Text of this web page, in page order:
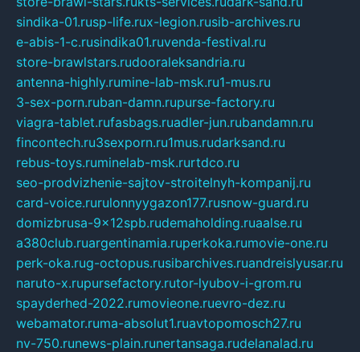
sindika-01.rusp-life.rux-legion.rusib-archives.ru
e-abis-1-c.rusindika01.ruvenda-festival.ru
store-brawlstars.rudooraleksandria.ru
antenna-highly.rumine-lab-msk.ru1-mus.ru
3-sex-porn.ruban-damn.rupurse-factory.ru
viagra-tablet.rufasbags.ruadler-jun.rubandamn.ru
fincontech.ru3sexporn.ru1mus.rudarksand.ru
rebus-toys.ruminelab-msk.rurtdco.ru
seo-prodvizhenie-sajtov-stroitelnyh-kompanij.ru
card-voice.rurulonnyygazon177.rusnow-guard.ru
domizbrusa-9x12spb.rudemaholding.ruaalse.ru
a380club.ruargentinamia.ruperkoka.rumovie-one.ru
perk-oka.rug-octopus.rusibarchives.ruandreislyusar.ru
naruto-x.rupursefactory.rutor-lyubov-i-grom.ru
spayderhed-2022.rumovieone.ruevro-dez.ru
webamator.ruma-absolut1.ruavtopomosch27.ru
nv-750.runews-plain.runertansaga.rudelanalad.ru